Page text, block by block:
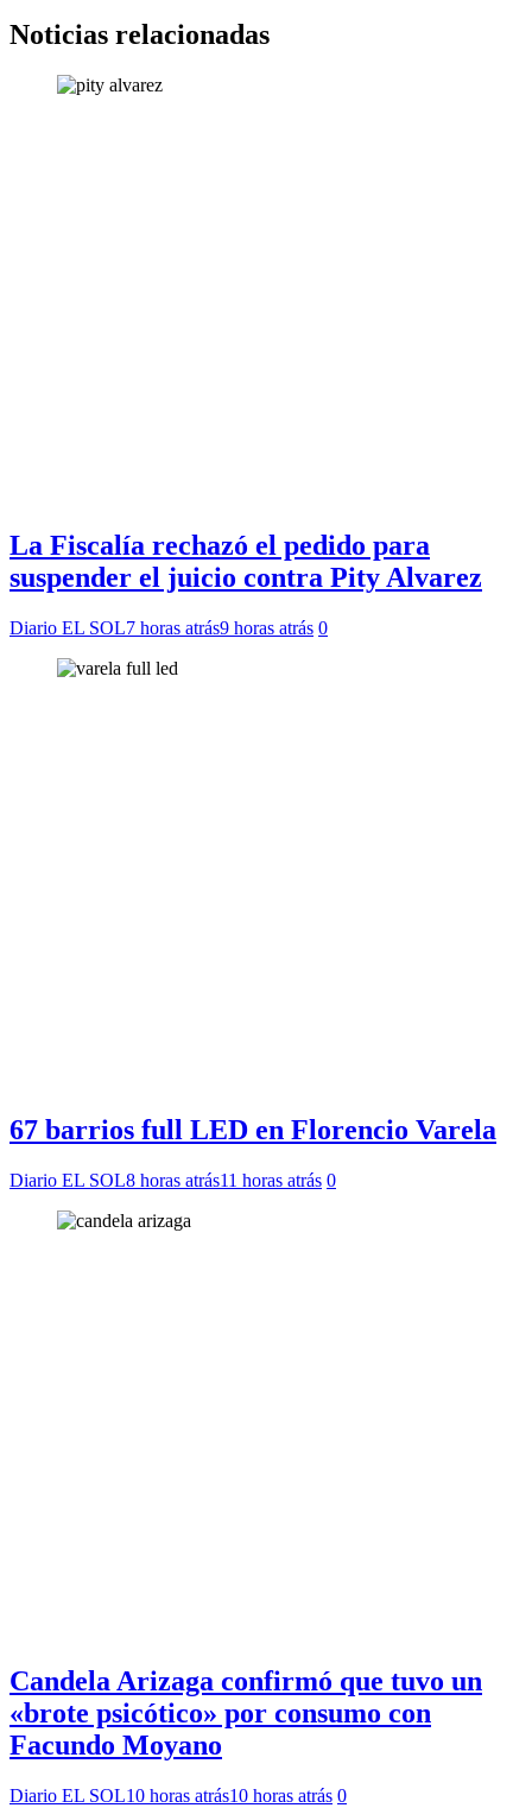
Noticias relacionadas
La Fiscalía rechazó el pedido para
suspender el juicio contra Pity Alvarez
Diario EL SOL7 horas atrás9 horas atrás 0
67 barrios full LED en Florencio Varela
Diario EL SOL8 horas atrás11 horas atrás 0
Candela Arizaga confirmó que tuvo un
«brote psicótico» por consumo con
Facundo Moyano
Diario EL SOL10 horas atrás10 horas atrás 0